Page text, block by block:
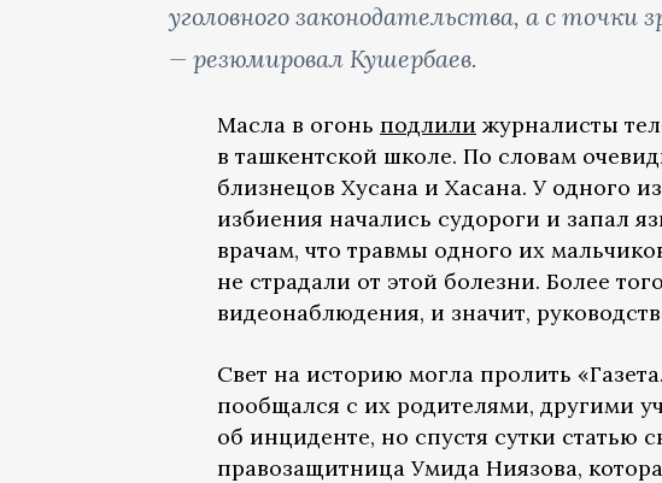
уголовного законодательства, а с
— резюмировал Кушербаев.
Масла в огонь подлили журналисты
в ташкентской школе. По словам
близнецов Хусана и Хасана. У одного
избиения начались судороги и запал
врачам, что травмы одного их
не страдали от этой болезни. Более
видеонаблюдения, и значит,
Свет на историю могла пролить
пообщался с их родителями, другими
об инциденте, но спустя сутки статью
правозащитница Умида Ниязова,